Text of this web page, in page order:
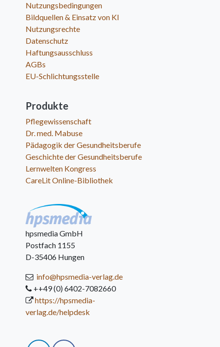
Nutzungsbedingungen
Bildquellen & Einsatz von KI
Nutzungsrechte
Datenschutz
Haftungsausschluss
AGBs
EU-Schlichtungsstelle
Produkte
Pflegewissenschaft
Dr. med. Mabuse
Pädagogik der Gesundheitsberufe
Geschichte der Gesundheitsberufe
Lernwelten Kongress
CareLit Online-Bibliothek
hpsmedia GmbH
Postfach 1155
D-35406 Hungen
info@hpsmedia-verlag.de
++49 (0) 6402-7082660
https://hpsmedia-
verlag.de/helpdesk